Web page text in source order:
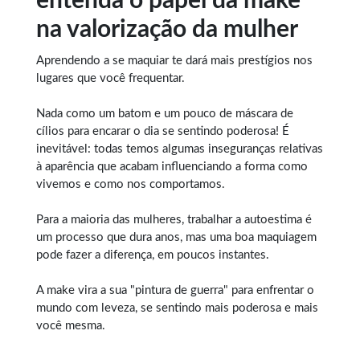
na valorização da mulher
Aprendendo a se maquiarte dará mais prestígios nos
lugares que você frequentar.
Nada como um batom e um pouco de máscara de
cílios para encarar o dia se sentindo poderosa! É
inevitável: todas temos algumas inseguranças relativas
à aparência que acabam influenciando a forma como
vivemos e como nos comportamos.
Para a maioria das mulheres, trabalhar a autoestima é
um processo que dura anos, mas uma boa maquiagem
pode fazer a diferença, em poucos instantes.
A make vira a sua "pintura de guerra" para enfrentar o
mundo com leveza, se sentindo mais poderosa e mais
você mesma.